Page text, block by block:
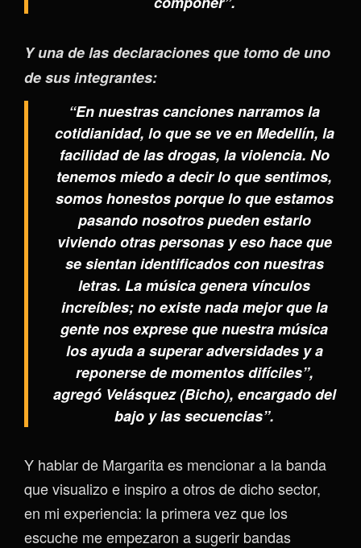
Y una de las declaraciones que tomo de uno
de sus integrantes:
“En nuestras canciones narramos la
cotidianidad, lo que se ve en Medellín, la
facilidad de las drogas, la violencia. No
tenemos miedo a decir lo que sentimos,
somos honestos porque lo que estamos
pasando nosotros pueden estarlo
viviendo otras personas y eso hace que
se sientan identificados con nuestras
letras. La música genera vínculos
increíbles; no existe nada mejor que la
gente nos exprese que nuestra música
los ayuda a superar adversidades y a
reponerse de momentos difíciles”,
agregó Velásquez (Bicho), encargado del
bajo y las secuencias”.
Y hablar de Margarita es mencionar a la banda
que visualizo e inspiro a otros de dicho sector,
en mi experiencia: la primera vez que los
escuche me empezaron a sugerir bandas